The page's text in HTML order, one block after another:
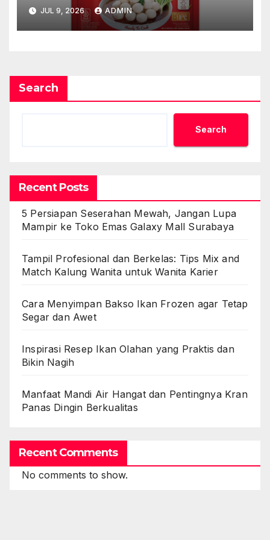
Awet
JUL 9, 2026 ADMIN
Search
Search
Recent Posts
5 Persiapan Seserahan Mewah, Jangan Lupa
Mampir ke Toko Emas Galaxy Mall Surabaya
Tampil Profesional dan Berkelas: Tips Mix and
Match Kalung Wanita untuk Wanita Karier
Cara Menyimpan Bakso Ikan Frozen agar Tetap
Segar dan Awet
Inspirasi Resep Ikan Olahan yang Praktis dan
Bikin Nagih
Manfaat Mandi Air Hangat dan Pentingnya Kran
Panas Dingin Berkualitas
Recent Comments
No comments to show.